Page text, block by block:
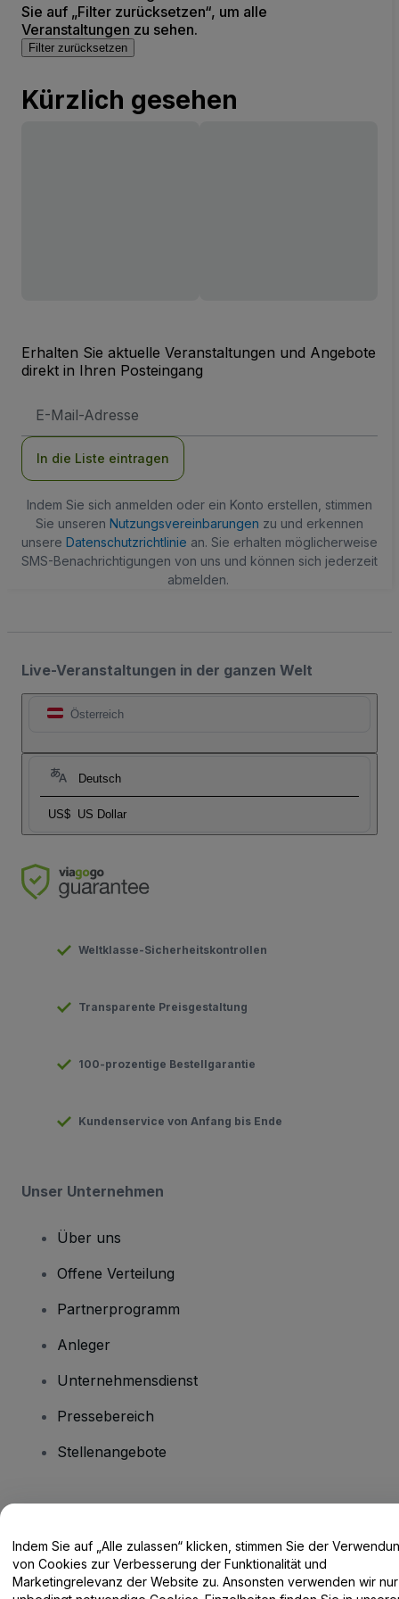
Sie auf „Filter zurücksetzen“, um alle
Veranstaltungen zu sehen.
Filter zurücksetzen
Kürzlich gesehen
Erhalten Sie aktuelle Veranstaltungen und Angebote
direkt in Ihren Posteingang
Mail-
In die Liste eintragen
Indem Sie sich anmelden oder ein Konto erstellen, stimmen
Sie unseren Nutzungsvereinbarungen zu und erkennen
unsere Datenschutzrichtlinie an. Sie erhalten möglicherweise
SMS-Benachrichtigungen von uns und können sich jederzeit
abmelden.
Live-Veranstaltungen in der ganzen Welt
Österreich
Deutsch
US$ US Dollar
Weltklasse-Sicherheitskontrollen
Transparente Preisgestaltung
100-prozentige Bestellgarantie
Kundenservice von Anfang bis Ende
Unser Unternehmen
Über uns
Offene Verteilung
Partnerprogramm
Anleger
Unternehmensdienst
Pressebereich
Stellenangebote
Hilfe-Center / Kontakt
Indem Sie auf „Alle zulassen“ klicken, stimmen Sie der
von Cookies zur Verbesserung der Funktionalität und
Marketingrelevanz der Website zu. Ansonsten verwenden wir nur